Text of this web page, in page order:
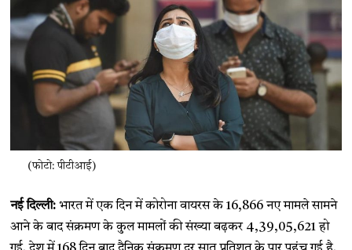
(फोटो: पीटीआई)
नई दिल्ली: भारत में एक दिन में कोरोना वायरस के 16,866 नए मामले सामने
आने के बाद संक्रमण के कुल मामलों की संख्या बढ़कर 4,39,05,621 हो